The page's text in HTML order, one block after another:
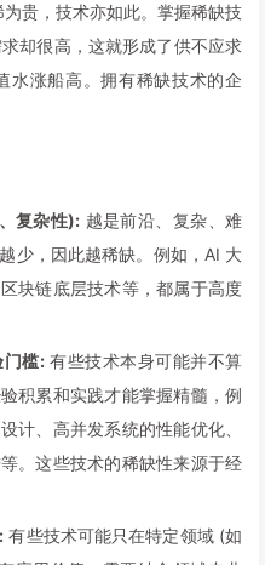
贵，技术亦如此。掌握稀缺技
却很高，这就形成了供不应求
水涨船高。拥有稀缺技术的企
复杂性): 越是前沿、复杂、难
少，因此越稀缺。例如，AI 大
块链底层技术等，都属于高度
门槛:有些技术本身可能并不算
积累和实践才能掌握精髓，例
计、高并发系统的性能优化、
。这些技术的稀缺性来源于经
有些技术可能只在特定领域 (如